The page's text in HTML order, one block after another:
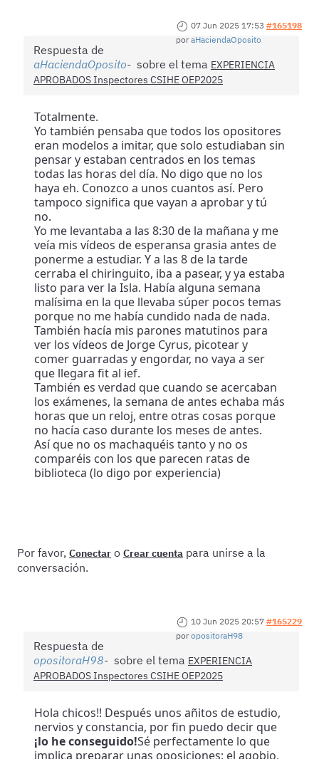
07 Jun 2025 17:53 #165198
poraHaciendaOposito
Respuesta de
aHaciendaOposito
sobre el tema EXPERIENCIA
APROBADOS Inspectores CSIHE OEP2025
Totalmente.
Yo también pensaba que todos los opositores
eran modelos a imitar, que solo estudiaban sin
pensar y estaban centrados en los temas
todas las horas del día. No digo que no los
haya eh. Conozco a unos cuantos así. Pero
tampoco significa que vayan a aprobar y tú
no.
Yo me levantaba a las 8:30 de la mañana y me
veía mis vídeos de esperansa grasia antes de
ponerme a estudiar. Y a las 8 de la tarde
cerraba el chiringuito, iba a pasear, y ya estaba
listo para ver la Isla. Había alguna semana
malísima en la que llevaba súper pocos temas
porque no me había cundido nada de nada.
También hacía mis parones matutinos para
ver los vídeos de Jorge Cyrus, picotear y
comer guarradas y engordar, no vaya a ser
que llegara fit al ief.
También es verdad que cuando se acercaban
los exámenes, la semana de antes echaba más
horas que un reloj, entre otras cosas porque
no hacía caso durante los meses de antes.
Así que no os machaquéis tanto y no os
comparéis con los que parecen ratas de
biblioteca (lo digo por experiencia)
Por favor, Conectar o Crear cuenta para unirse a la
conversación.
10 Jun 2025 20:57 #165229
poropositoraH98
Respuesta de
opositoraH98
sobre el tema EXPERIENCIA
APROBADOS Inspectores CSIHE OEP2025
Hola chicos!! Después unos añitos de estudio,
nervios y constancia, por fin puedo decir que
¡lo he conseguido!Sé perfectamente lo que
implica preparar unas oposiciones: el agobio,